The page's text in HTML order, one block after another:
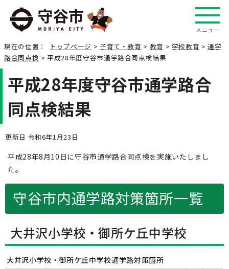
メニュー
現在の位置： トップページ > 子育て・教育 > 教育 > 学校教育 >通学
路合同点検 > 平成28年度守谷市通学路合同点検結果
平成28年度守谷市通学路合
同点検結果
更新日 令和6年1月23日
平成28年8月10日に守谷市通学路合同点検を実施いたしまし
た。
守谷市内通学路対策箇所一覧
大井沢小学校・御所ケ丘中学校
大井沢小学校・御所ケ丘中学校通学路対策箇所